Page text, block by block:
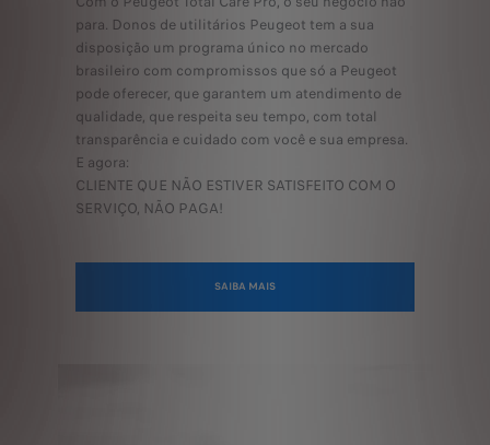
para. Donos de utilitários Peugeot tem a sua
disposição um programa único no mercado
brasileiro com compromissos que só a Peugeot
pode oferecer, que garantem um atendimento de
qualidade, que respeita seu tempo, com total
transparência e cuidado com você e sua empresa.
E agora:
CLIENTE QUE NÃO ESTIVER SATISFEITO COM O
SERVIÇO, NÃO PAGA!
SAIBA MAIS